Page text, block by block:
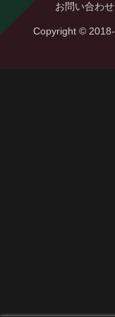
お問い合わせ
Copyright ©